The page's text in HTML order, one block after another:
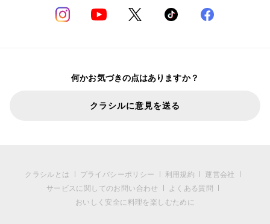
何かお気づきの点はありますか？
クラシルに意見を送る
クラシルとは プライバシーポリシー 利用規約
運営会社
サービスに関してのお問い合わせ
よくある質問
おいしく安全に料理を楽しむために